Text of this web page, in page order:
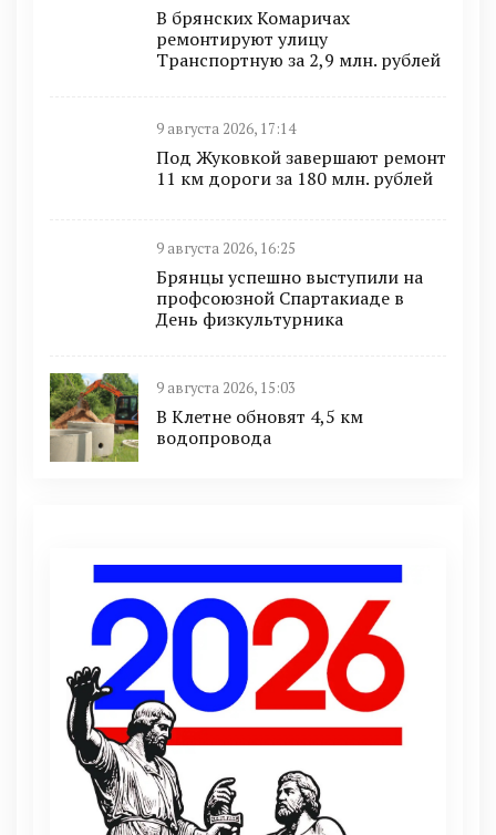
В брянских Комаричах
ремонтируют улицу
Транспортную за 2,9 млн. рублей
9 августа 2026, 17:14
Под Жуковкой завершают ремонт
11 км дороги за 180 млн. рублей
9 августа 2026, 16:25
Брянцы успешно выступили на
профсоюзной Спартакиаде в
День физкультурника
9 августа 2026, 15:03
В Клетне обновят 4,5 км
водопровода